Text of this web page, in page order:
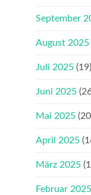
September
August 2025
Juli 2025 (19)
Juni 2025
Mai 2025
April 2025
März 2025
Februar 2025